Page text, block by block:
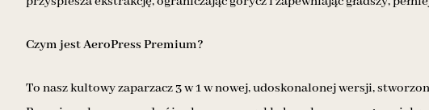
Czym jest AeroPress Premium?
To nasz kultowy zaparzacz 3 w 1 w nowej, udoskonalonej wersji,